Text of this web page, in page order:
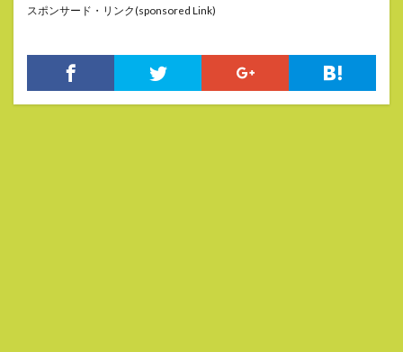
スポンサード・リンク(sponsored Link)